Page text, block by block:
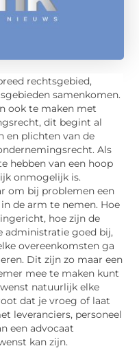
rechtsgebied,
samenkomen.
ook te maken met
dit begint al
en plichten van de
Als
hebben van een hoop
onmogelijk is.
om bij problemen een
in de arm te nemen. Hoe
hoe zijn de
administratie goed bij,
overeenkomsten ga
Dit zijn zo maar een
mee te maken kunt
natuurlijk elke
dat je vroeg of laat
leveranciers, personeel
een advocaat
kan zijn.